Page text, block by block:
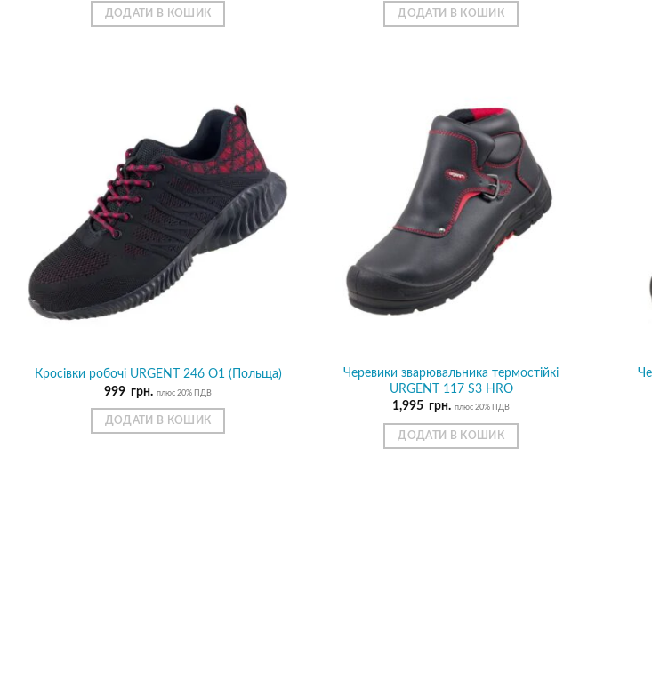
ДОДАТИ В КОШИК ДОДАТИ В КОШИК
Кросівки робочі URGENT 246 O1 (Польща)
999 грн. плюс 20% ПДВ
ДОДАТИ В КОШИК
Черевики зварювальника термостійкі
URGENT 117 S3 HRO
1,995 грн. плюс 20% ПДВ
ДОДАТИ В КОШИК